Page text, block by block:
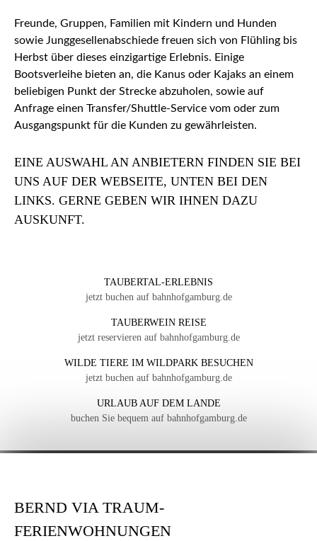
Freunde, Gruppen, Familien mit Kindern und Hunden
sowie Junggesellenabschiede freuen sich von Flühling bis
Herbst über dieses einzigartige Erlebnis. Einige
Bootsverleihe bieten an, die Kanus oder Kajaks an einem
beliebigen Punkt der Strecke abzuholen, sowie auf
Anfrage einen Transfer/Shuttle-Service vom oder zum
Ausgangspunkt für die Kunden zu gewährleisten.
EINE AUSWAHL AN ANBIETERN FINDEN SIE BEI
UNS AUF DER WEBSEITE, UNTEN BEI DEN
LINKS. GERNE GEBEN WIR IHNEN DAZU
AUSKUNFT.
TAUBERTAL-ERLEBNIS
jetzt buchen auf bahnhofgamburg.de
TAUBERWEIN REISE
jetzt reservieren auf bahnhofgamburg.de
WILDE TIERE IM WILDPARK BESUCHEN
jetzt buchen auf bahnhofgamburg.de
URLAUB AUF DEM LANDE
buchen Sie bequem auf bahnhofgamburg.de
BERND VIA TRAUM-
FERIENWOHNUNGEN